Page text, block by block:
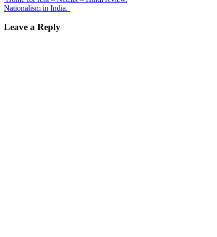
navigation
Nationalism in India.
Leave a Reply